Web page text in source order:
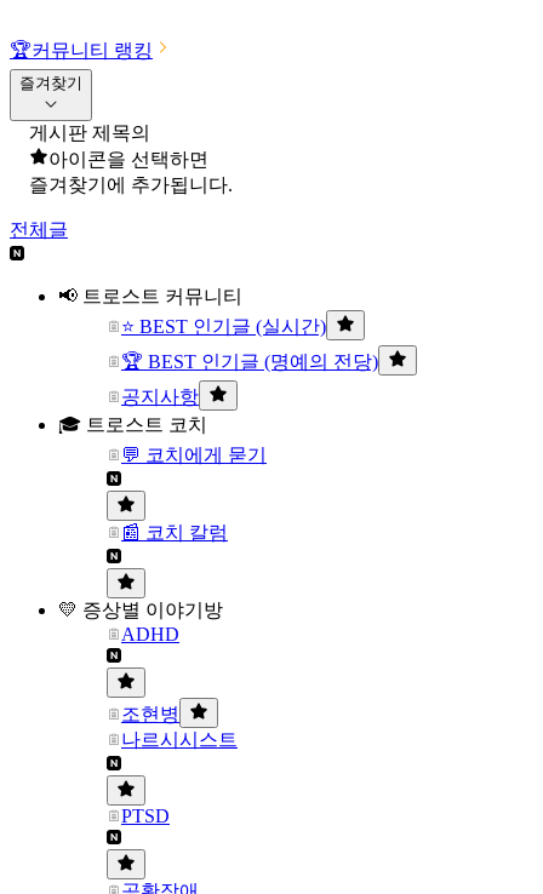
🏆커뮤니티 랭킹
즐겨찾기
게시판 제목의
아이콘을 선택하면
즐겨찾기에 추가됩니다.
전체글
📢 트로스트 커뮤니티
⭐ BEST 인기글 (실시간)
🏆 BEST 인기글 (명예의 전당)
공지사항
🎓 트로스트 코치
💬 코치에게 묻기
📰 코치 칼럼
💛 증상별 이야기방
ADHD
조현병
나르시시스트
PTSD